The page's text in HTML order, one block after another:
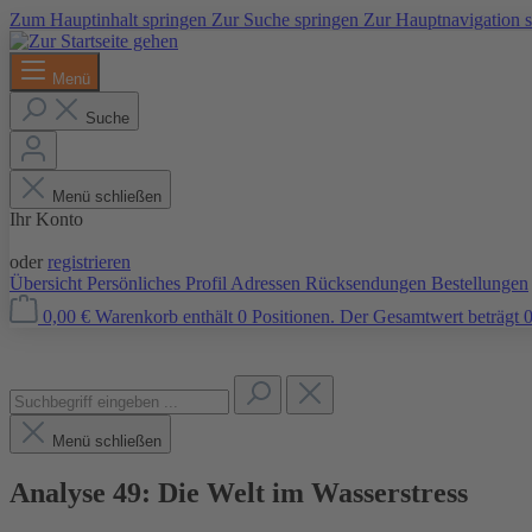
Zum Hauptinhalt springen Zur Suche springen Zur Hauptnavigation
Menü
Suche
Menü schließen
Ihr Konto
oder registrieren
Übersicht Persönliches Profil Adressen Rücksendungen Bestellungen
0,00 € Warenkorb enthält 0 Positionen. Der Gesamtwert beträgt
Menü schließen
Analyse 49: Die Welt im Wasserstress